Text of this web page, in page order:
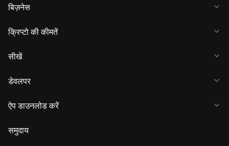
बिज़नेस
क्रिप्टो की कीमतें
सीखें
डेवलपर
ऐप डाउनलोड करें
समुदाय